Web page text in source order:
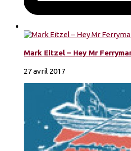
Mark Eitzel – Hey Mr
27 avril 2017